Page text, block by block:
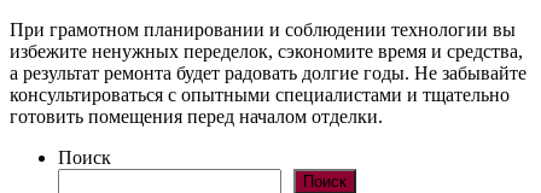
При грамотном планировании и соблюдении технологии вы
избежите ненужных переделок, сэкономите время и средства,
а результат ремонта будет радовать долгие годы. Не забывайте
консультироваться с опытными специалистами и тщательно
готовить помещения перед началом отделки.
Поиск
Поиск